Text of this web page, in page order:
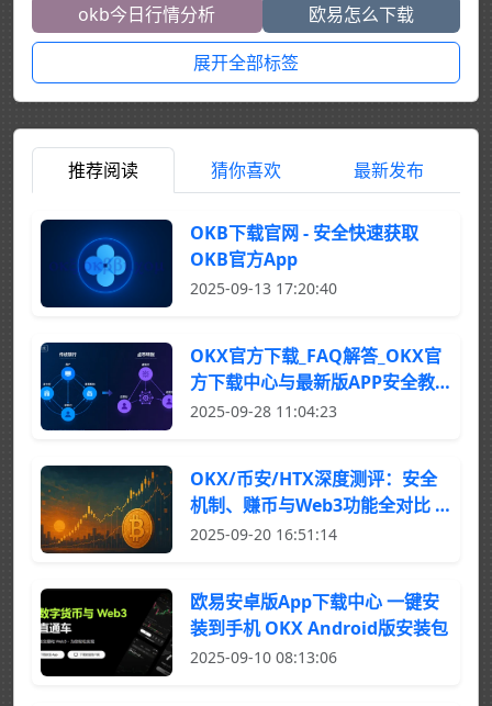
okb今日行情分析
欧易怎么下载
展开全部标签
推荐阅读 猜你喜欢 最新发布
OKB下载官网 - 安全快速获取
OKB官方App
2025-09-13 17:20:40
OKX官方下载_FAQ解答_OKX官
方下载中心与最新版APP安全教
程
2025-09-28 11:04:23
OKX/币安/HTX深度测评：安全
机制、赚币与Web3功能全对比 |
比特币平台进阶指南
2025-09-20 16:51:14
欧易安卓版App下载中心 一键安
装到手机 OKX Android版安装包
2025-09-10 08:13:06